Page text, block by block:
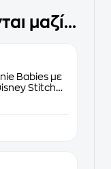
μαζί...
Babies με
Stitch